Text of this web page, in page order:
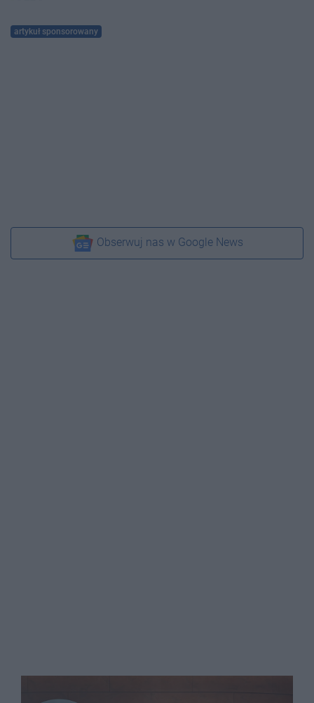
artykuł sponsorowany
Obserwuj nas w Google News